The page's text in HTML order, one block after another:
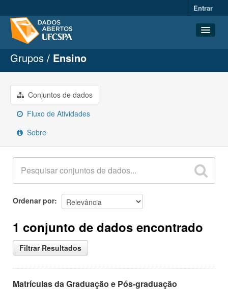
Entrar
Conjuntos de dados
Organizações
Grupos
Sobre
Grupos Ensino
Conjuntos de dados
Fluxo de Atividades
Sobre
Ordenar por
1 conjunto de dados encontrado
Filtrar Resultados
Matrículas da Graduação e Pós-graduação